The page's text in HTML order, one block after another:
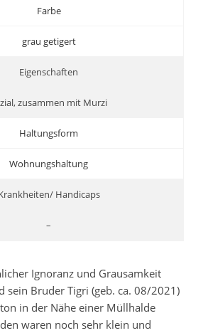
Farbe
grau getigert
Eigenschaften
zusammen mit Murzi
Haltungsform
Wohnungshaltung
Handicaps
–
Ignoranz und Grausamkeit
sein Bruder Tigri (geb. ca. 08/2021)
in der Nähe einer Müllhalde
waren noch sehr klein und